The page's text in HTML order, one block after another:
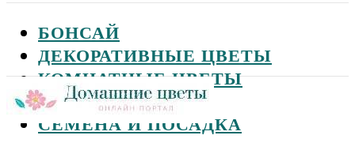
БОНСАЙ
ДЕКОРАТИВНЫЕ ЦВЕТЫ
КОМНАТНЫЕ ЦВЕТЫ
САДОВЫЕ ЦВЕТЫ
СЕМЕНА И ПОСАДКА